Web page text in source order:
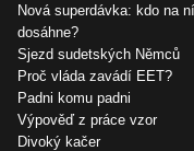
Nová superdávka: kdo na ní
dosáhne?
Sjezd sudetských Němců
Proč vláda zavádí EET?
Padni komu padni
Výpověď z práce vzor
Divoký kačer